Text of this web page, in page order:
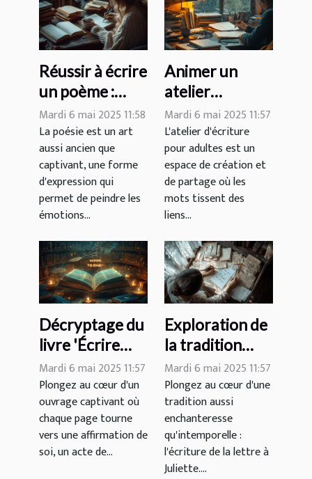
Réussir à écrire
un poème :
conseils et
techniques
pour
débutants
Mardi 6 mai 2025 11:58
La poésie est un art
aussi ancien que
captivant, une forme
d'expression qui
permet de peindre les
émotions...
Animer un
atelier
d'écriture pour
adultes :
exercices et
idées
innovantes
Mardi 6 mai 2025 11:57
L'atelier d'écriture
pour adultes est un
espace de création et
de partage où les
mots tissent des
liens...
Décryptage du
livre 'Écrire
pour exister':
un voyage
littéraire vers
l'auto-
affirmation
Mardi 6 mai 2025 11:57
Plongez au cœur d'un
ouvrage captivant où
chaque page tourne
vers une affirmation de
soi, un acte de...
Exploration de
la tradition
romantique de
la lettre à
Juliette
Mardi 6 mai 2025 11:57
Plongez au cœur d'une
tradition aussi
enchanteresse
qu'intemporelle :
l'écriture de la lettre à
Juliette....